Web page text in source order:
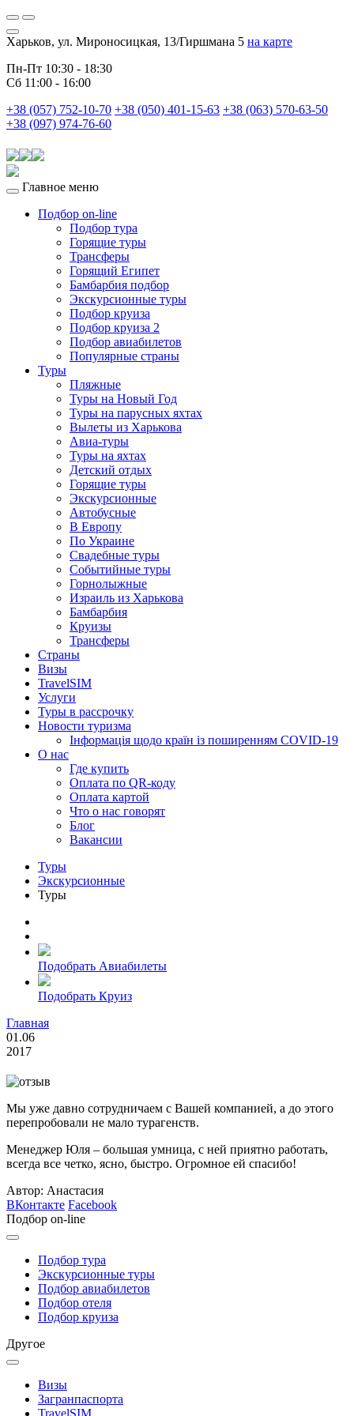
Харьков, ул. Мироносицкая, 13/Гиршмана 5 на карте
Пн-Пт 10:30 - 18:30
Сб 11:00 - 16:00
+38 (057) 752-10-70 +38 (050) 401-15-63 +38 (063) 570-63-50
+38 (097) 974-76-60
Главное меню
Подбор on-line
Подбор тура
Горящие туры
Трансферы
Горящий Египет
Бамбарбия подбор
Экскурсионные туры
Подбор круиза
Подбор круиза 2
Подбор авиабилетов
Популярные страны
Туры
Пляжные
Туры на Новый Год
Туры на парусных яхтах
Вылеты из Харькова
Авиа-туры
Туры на яхтах
Детский отдых
Горящие туры
Экскурсионные
Автобусные
В Европу
По Украине
Свадебные туры
Событийные туры
Горнолыжные
Израиль из Харькова
Бамбарбия
Круизы
Трансферы
Страны
Визы
TravelSIM
Услуги
Туры в рассрочку
Новости туризма
Інформація щодо країн із поширенням COVID-19
О нас
Где купить
Оплата по QR-коду
Оплата картой
Что о нас говорят
Блог
Вакансии
Туры
Экскурсионные
Туры
Подобрать Авиабилеты
Подобрать Круиз
Главная
01.06
2017
Мы уже давно сотрудничаем с Вашей компанией, а до этого
перепробовали не мало турагенств.
Менеджер Юля – большая умница, с ней приятно работать,
всегда все четко, ясно, быстро. Огромное ей спасибо!
Автор: Анастасия
ВКонтакте Facebook
Подбор on-line
Подбор тура
Экскурсионные туры
Подбор авиабилетов
Подбор отеля
Подбор круиза
Другое
Визы
Загранпаспорта
TravelSIM